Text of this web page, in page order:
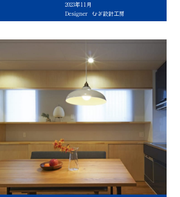
2023年11月
Designer
むぎ設計工房